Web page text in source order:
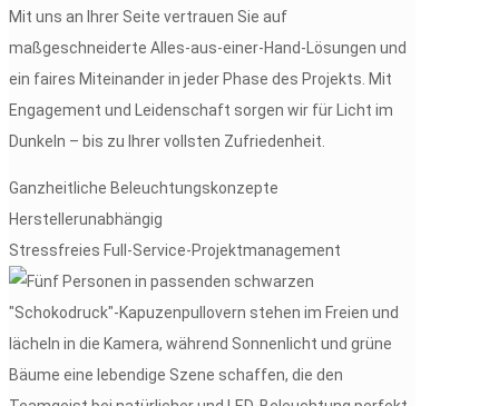
Mit uns an Ihrer Seite vertrauen Sie auf
maßgeschneiderte Alles-aus-einer-Hand-Lösungen und
ein faires Miteinander in jeder Phase des Projekts. Mit
Engagement und Leidenschaft sorgen wir für Licht im
Dunkeln – bis zu Ihrer vollsten Zufriedenheit.
Ganzheitliche Beleuchtungskonzepte
Herstellerunabhängig
Stressfreies Full-Service-Projektmanagement